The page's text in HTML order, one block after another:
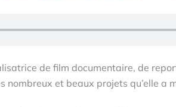
de film documentaire, de
nombreux et beaux projets qu’elle a